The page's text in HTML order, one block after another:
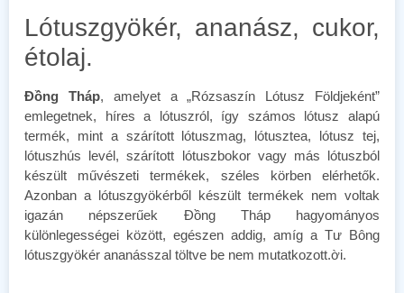
Lótuszgyökér, ananász, cukor,
étolaj.
Đồng Tháp, amelyet a „Rózsaszín Lótusz Földjeként”
emlegetnek, híres a lótuszról, így számos lótusz alapú
termék, mint a szárított lótuszmag, lótusztea, lótusz tej,
lótuszhús levél, szárított lótuszbokor vagy más lótuszból
készült művészeti termékek, széles körben elérhetők.
Azonban a lótuszgyökérből készült termékek nem voltak
igazán népszerűek Đồng Tháp hagyományos
különlegességei között, egészen addig, amíg a Tư Bông
lótuszgyökér ananásszal töltve be nem mutatkozott.ời.